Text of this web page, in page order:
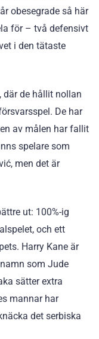
obesegrade så här
för – två defensivt
i den tätaste
där de hållit nollan
De har
av målen har fallit
spelare som
men det är
ut: 100%-ig
och ett
Harry Kane är
som Jude
sätter extra
mannar har
det serbiska